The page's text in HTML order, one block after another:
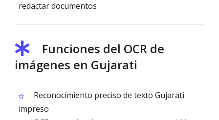
redactar documentos
Funciones del OCR de
imágenes en Gujarati
Reconocimiento preciso de texto Gujarati
impreso